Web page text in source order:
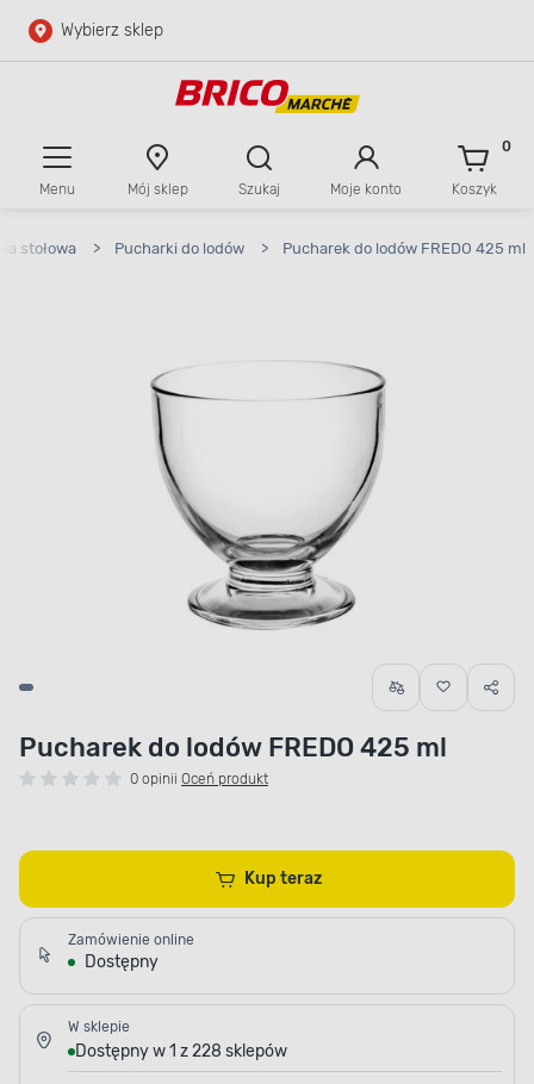
Przejdź do głównej zawartości
Wybierz sklep
Menu Mój sklep Szukaj Moje konto Koszyk
0
stołowa > Pucharki do lodów > Pucharek do lodów FREDO 425 ml
Pucharek do lodów FREDO 425 ml
0 opinii Oceń produkt
Kup teraz
Zamówienie online
Dostępny
W sklepie
Dostępny w 1 z 228 sklepów